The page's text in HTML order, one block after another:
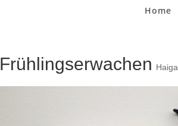
Home
Frühlingserwachen Haiga